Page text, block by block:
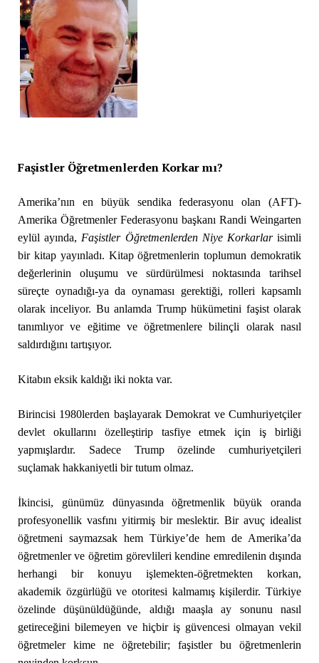
Faşistler Öğretmenlerden Korkar mı?
Amerika’nın en büyük sendika federasyonu olan (AFT)-
Amerika Öğretmenler Federasyonu başkanı Randi Weingarten
eylül ayında, Faşistler Öğretmenlerden Niye Korkarlarisimli
bir kitap yayınladı. Kitap öğretmenlerin toplumun demokratik
değerlerinin oluşumu ve sürdürülmesi noktasında tarihsel
süreçte oynadığı-ya da oynaması gerektiği, rolleri kapsamlı
olarak inceliyor. Bu anlamda Trump hükümetini faşist olarak
tanımlıyor ve eğitime ve öğretmenlere bilinçli olarak nasıl
saldırdığını tartışıyor.
Kitabın eksik kaldığı iki nokta var.
Birincisi 1980lerden başlayarak Demokrat ve Cumhuriyetçiler
devlet okullarını özelleştirip tasfiye etmek için iş birliği
yapmışlardır. Sadece Trump özelinde cumhuriyetçileri
suçlamak hakkaniyetli bir tutum olmaz.
İkincisi, günümüz dünyasında öğretmenlik büyük oranda
profesyonellik vasfını yitirmiş bir meslektir. Bir avuç idealist
öğretmeni saymazsak hem Türkiye’de hem de Amerika’da
öğretmenler ve öğretim görevlileri kendine emredilenin dışında
herhangi bir konuyu işlemekten-öğretmekten korkan,
akademik özgürlüğü ve otoritesi kalmamış kişilerdir. Türkiye
özelinde düşünüldüğünde, aldığı maaşla ay sonunu nasıl
getireceğini bilemeyen ve hiçbir iş güvencesi olmayan vekil
öğretmeler kime ne öğretebilir; faşistler bu öğretmenlerin